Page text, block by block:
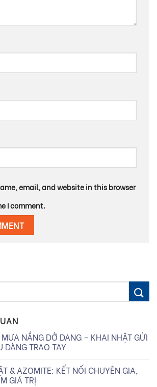
email, and website in this browser
I comment.
NẮNG DỞ DANG – KHAI NHẬT GỬI
DÀNG TRAO TAY
& AZOMITE: KẾT NỐI CHUYÊN GIA,
GIÁ TRỊ